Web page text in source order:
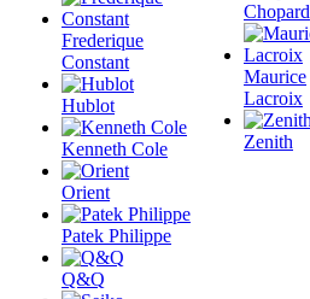
Frederique
Constant
Hublot
Kenneth Cole
Orient
Patek Philippe
Q&Q
Chopard
Maurice
Lacroix
Zenith